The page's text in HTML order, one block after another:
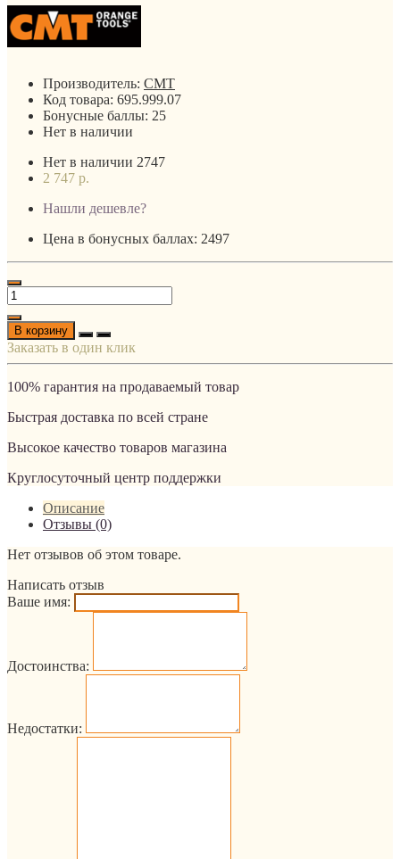
Производитель: CMT
Код товара: 695.999.07
Бонусные баллы: 25
Нет в наличии
Нет в наличии 2747
2 747 р.
Нашли дешевле?
Цена в бонусных баллах: 2497
В корзину
Заказать в один клик
100% гарантия на продаваемый товар
Быстрая доставка по всей стране
Высокое качество товаров магазина
Круглосуточный центр поддержки
Описание
Отзывы (0)
Нет отзывов об этом товаре.
Написать отзыв
Ваше имя:
Достоинства:
Недостатки: